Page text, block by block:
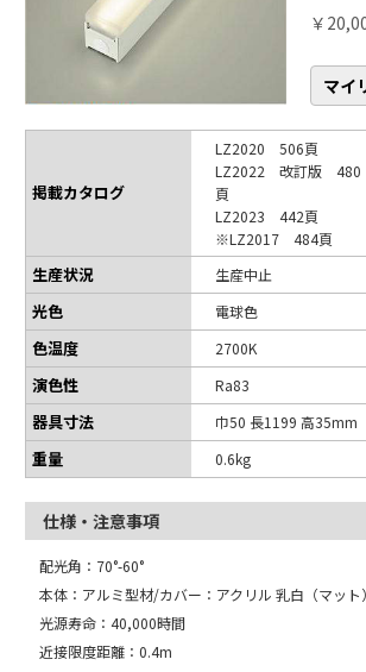
￥
マイ
掲載カタログ
LZ2020 506頁
LZ2022 改訂版 480
頁
LZ2023 442頁
※LZ2017 484頁
生産状況 生産中止
光色 電球色
色温度 2700K
演色性 Ra83
器具寸法 巾50 長1199 高35mm
重量 0.6kg
仕様・注意事項
配光角：70°-60°
本体：アルミ型材/カバー：アクリル 乳白（マット）
光源寿命：40,000時間
近接限度距離：0.4m